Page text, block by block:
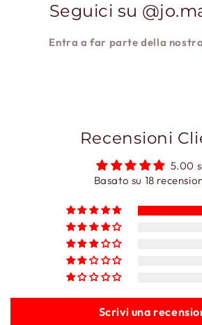
Seguici su
Entra a far parte della
Recensioni
5.00
Basato su 18
Scrivi una